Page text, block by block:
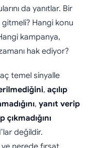
da yanıtlar. Bir
Hangi konu
kampanya,
hak ediyor?
temel sinyalle
, açılıp
, yanıt verip
çıkmadığını
değildir.